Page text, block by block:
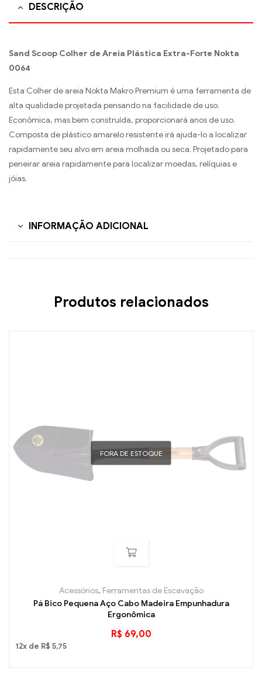
DESCRIÇÃO
Sand Scoop Colher de Areia Plástica Extra-Forte Nokta
0064
Esta Colher de areia Nokta Makro Premium é uma ferramenta de
alta qualidade projetada pensando na facilidade de uso.
Econômica, mas bem construída, proporcionará anos de uso.
Composta de plástico amarelo resistente irá ajuda-lo a localizar
rapidamente seu alvo em areia molhada ou seca. Projetado para
peneirar areia rapidamente para localizar moedas, relíquias e
jóias.
INFORMAÇÃO ADICIONAL
Produtos relacionados
FORA DE ESTOQUE
Acessórios, Ferramentas de Escavação
Pá Bico Pequena Aço Cabo Madeira Empunhadura
Ergonômica
R$ 69,00
12x de R$ 5,75